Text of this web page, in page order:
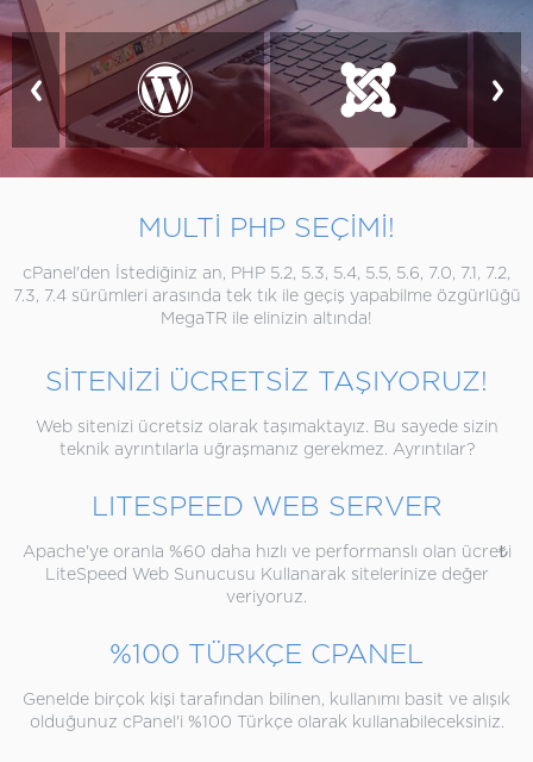
MULTİ PHP SEÇİMİ!
cPanel'den İstediğiniz an, PHP 5.2, 5.3, 5.4, 5.5, 5.6, 7.0, 7.1, 7.2,
7.3, 7.4 sürümleri arasında tek tık ile geçiş yapabilme özgürlüğü
MegaTR ile elinizin altında!
SİTENİZİ ÜCRETSİZ TAŞIYORUZ!
Web sitenizi ücretsiz olarak taşımaktayız. Bu sayede sizin
teknik ayrıntılarla uğraşmanız gerekmez. Ayrıntılar?
LITESPEED WEB SERVER
Apache'ye oranla %60 daha hızlı ve performanslı olan ücre₺i
LiteSpeed Web Sunucusu Kullanarak sitelerinize değer
veriyoruz.
%100 TÜRKÇE CPANEL
Genelde birçok kişi tarafından bilinen, kullanımı basit ve alışık
olduğunuz cPanel'i %100 Türkçe olarak kullanabileceksiniz.